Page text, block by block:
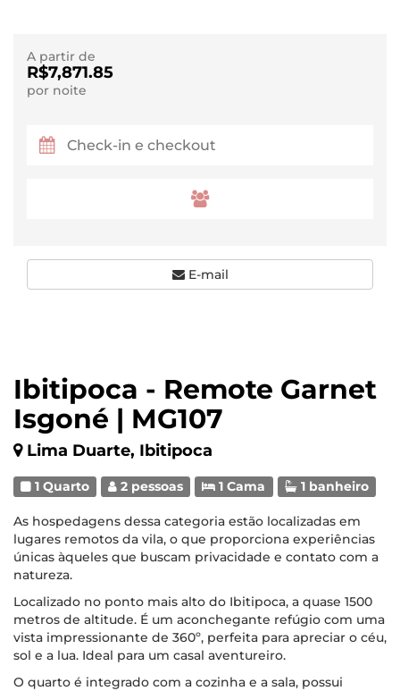
Ibitipoca - Remote Garnet
Isgoné | MG107
Lima Duarte, Ibitipoca
1 Quarto 2 pessoas 1 Cama 1 banheiro
As hospedagens dessa categoria estão localizadas em
lugares remotos da vila, o que proporciona experiências
únicas àqueles que buscam privacidade e contato com a
natureza.
Localizado no ponto mais alto do Ibitipoca, a quase 1500
metros de altitude. É um aconchegante refúgio com uma
vista impressionante de 360º, perfeita para apreciar o céu,
sol e a lua. Ideal para um casal aventureiro.
O quarto é integrado com a cozinha e a sala, possui
A partir de
R$7,871.85
por noite
E-mail